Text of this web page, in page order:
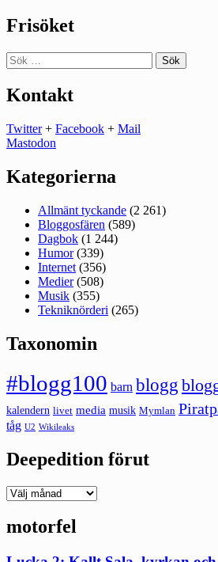
Frisöket
Sök
efter:
Kontakt
Twitter+ Facebook + Mail
Mastodon
Kategorierna
Allmänt tyckande (2 261)
Bloggosfären (589)
Dagbok (1 244)
Humor(339)
Internet (356)
Medier(508)
Musik (355)
Tekniknörderi (265)
Taxonomin
#blogg100 barn blogg
kalendern livet media musik Mymlan
tåg U2 Wikileaks
Deepedition förut
Deepedition
motorfel